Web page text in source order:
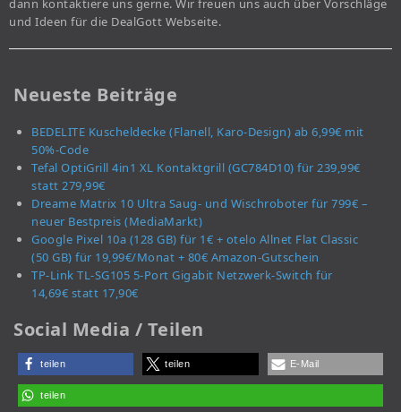
dann kontaktiere uns gerne. Wir freuen uns auch über Vorschläge
und Ideen für die DealGott Webseite.
Neueste Beiträge
BEDELITE Kuscheldecke (Flanell, Karo-Design) ab 6,99€ mit
50%-Code
Tefal OptiGrill 4in1 XL Kontaktgrill (GC784D10) für 239,99€
statt 279,99€
Dreame Matrix 10 Ultra Saug- und Wischroboter für 799€ –
neuer Bestpreis (MediaMarkt)
Google Pixel 10a (128 GB) für 1€ + otelo Allnet Flat Classic
(50 GB) für 19,99€/Monat + 80€ Amazon-Gutschein
TP-Link TL-SG105 5-Port Gigabit Netzwerk-Switch für
14,69€ statt 17,90€
Social Media / Teilen
teilen teilen E-Mail
teilen